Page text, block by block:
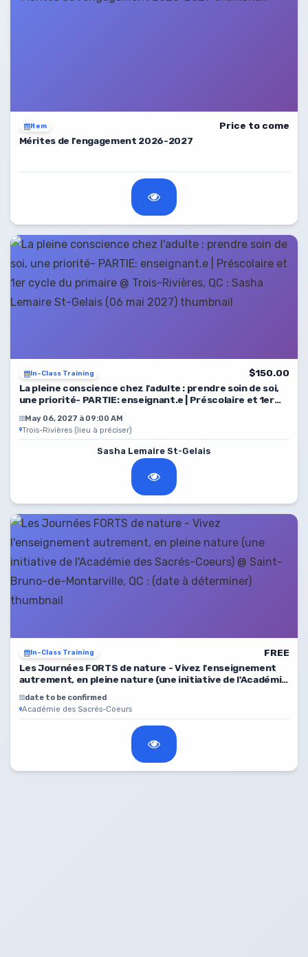
Item
Price to come
Mérites de l'engagement 2026-2027
In-Class Training
$150.00
La pleine conscience chez l'adulte : prendre soin de soi,
une priorité- PARTIE: enseignant.e | Préscolaire et 1er
May 06, 2027 à 09:00 AM
Trois-Rivières (lieu à préciser)
Sasha Lemaire St-Gelais
In-Class Training
FREE
Les Journées FORTS de nature - Vivez l'enseignement
autrement, en pleine nature (une initiative de l'Académie
date to be confirmed
Académie des Sacrés-Coeurs